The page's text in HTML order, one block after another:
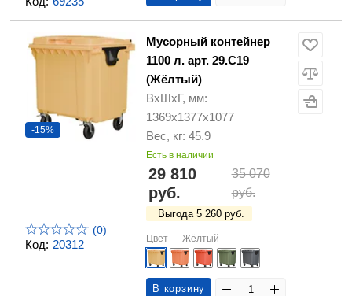
Код: 20312
-15%
(0)
Мусорный контейнер
1100 л. арт. 29.C19
(Жёлтый)
ВхШхГ, мм:
1369х1377х1077
Вес, кг: 45.9
Есть в наличии
29 810
руб.
35 070
руб.
Выгода 5 260 руб.
Цвет — Жёлтый
В корзину